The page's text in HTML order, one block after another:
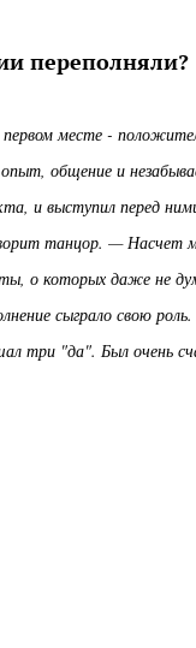
переполняли?
месте -
опыт, общение и
и выступил перед
танцор. — Насчет
о которых даже не
сыграло свою
три "да". Был очень